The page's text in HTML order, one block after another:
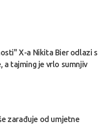
X-a Nikita Bier odlazi s
a tajming je vrlo sumnjiv
zarađuje od umjetne